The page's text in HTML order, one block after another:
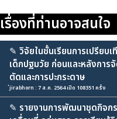
เรื่องที่ท่านอาจสนใจ
✎ วิจัยในชั้นเรียนการเปรียบ
เด็กปฐมวัย ก่อนและหลังการ
ตัดและการปะกระดาษ
่jirabhorn : 7 ส.ค. 2564 เปิด 108351 ครั้ง
✎ รายงานการพัฒนาชุดกิจก